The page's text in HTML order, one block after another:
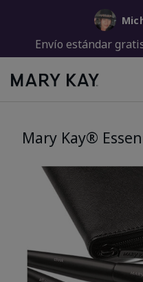
Envío estándar
Mary Kay®